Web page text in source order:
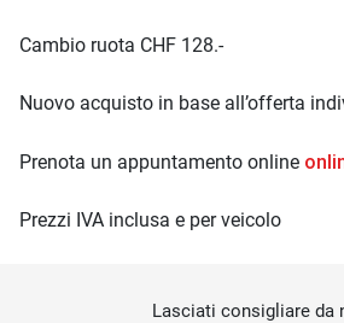
Cambio ruota CHF 128.-
Nuovo acquisto in base all’offerta
Prenota un appuntamento online
Prezzi IVA inclusa e per veicolo
Lasciati consigliare da